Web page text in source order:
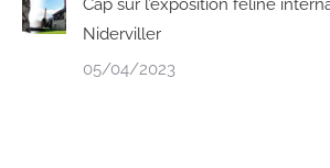
Cap sur l’exposition féline
Niderviller
05/04/2023